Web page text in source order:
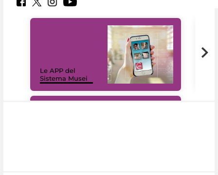
Le APP del
Sistema Musei